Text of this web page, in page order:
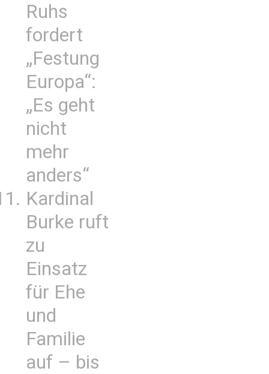
Ruhs
fordert
„Festung
Europa“:
„Es geht
nicht
mehr
anders“
Kardinal
Burke ruft
zu
Einsatz
für Ehe
und
Familie
auf – bis